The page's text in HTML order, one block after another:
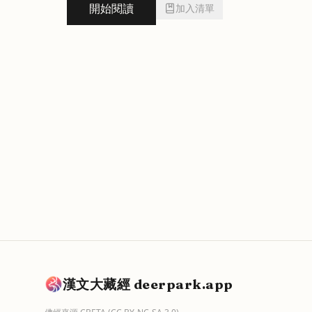
開始閱讀 加入清單
漢文大藏經 deerpark.app